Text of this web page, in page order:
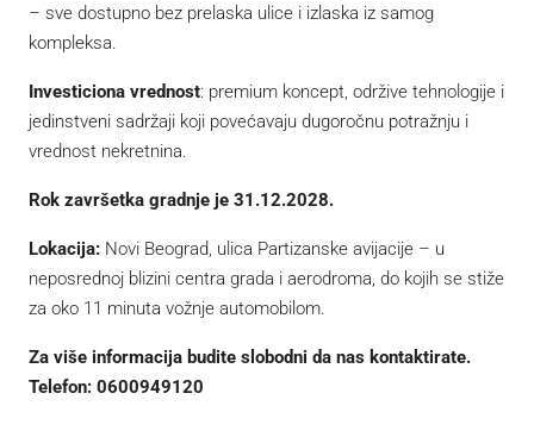
– sve dostupno bez prelaska ulice i izlaska iz samog
kompleksa.
Investiciona vrednost: premium koncept, održive tehnologije i
jedinstveni sadržaji koji povećavaju dugoročnu potražnju i
vrednost nekretnina.
Rok završetka gradnje je 31.12.2028.
Lokacija: Novi Beograd, ulica Partizanske avijacije – u
neposrednoj blizini centra grada i aerodroma, do kojih se stiže
za oko 11 minuta vožnje automobilom.
Za više informacija budite slobodni da nas kontaktirate.
Telefon: 0600949120